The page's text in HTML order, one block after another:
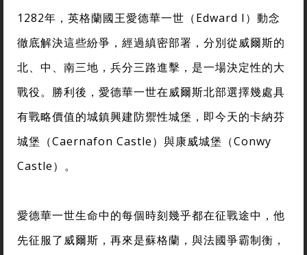
1282年，英格蘭國王愛德華一世（Edward I）動念
徹底解決這些紛爭，經過縝密部署，分別從威爾斯的
北、中、南三地，兵分三路進擊，是一場決定性的大
戰役。勝利後，愛德華一世在威爾斯北部選擇幾處具
有戰略價值的城鎮興建防禦性城堡，即今天的卡納芬
城堡（Caernafon Castle）與康威城堡（Conwy
Castle）。
愛德華一世生命中的每個時刻幾乎都在征戰途中，他
先征服了威爾斯，再來是蘇格蘭，與法國爭霸制衡，